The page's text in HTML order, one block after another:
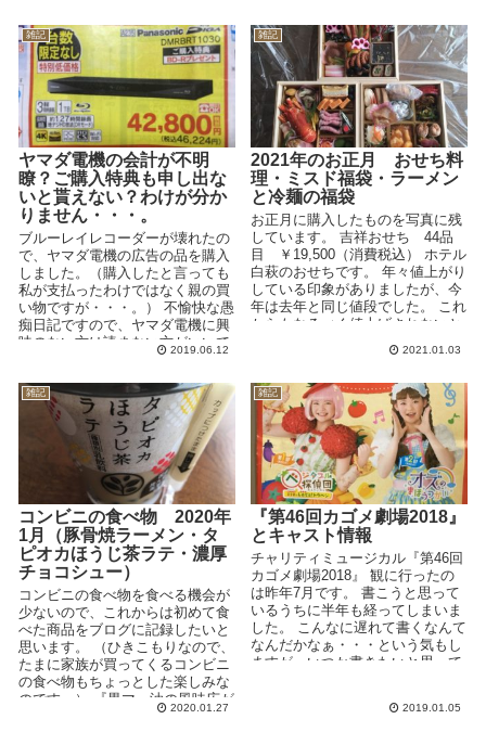
雑記
ヤマダ電機の会計が不明
瞭？ご購入特典も申し出な
いと貰えない？わけが分か
りません・・・。
ブルーレイレコーダーが壊れたの
で、ヤマダ電機の広告の品を購入
しました。（購入したと言っても
私が支払ったわけではなく親の買
い物ですが・・・。） 不愉快な愚
痴日記ですので、ヤマダ電機に興
味のない方は読まない方がいいで
す・・・。 まず会計...
2019.06.12
雑記
2021年のお正月 おせち料
理・ミスド福袋・ラーメン
と冷麺の福袋
お正月に購入したものを写真に残
しています。 吉祥おせち 44品
目 ￥19,500（消費税込） ホテル
白萩のおせちです。 年々値上がり
している印象がありましたが、今
年は去年と同じ値段でした。 これ
からもなるべく値上げされないと
2021.01.03
雑記
コンビニの食べ物 2020年
1月（豚骨焼ラーメン・タ
ピオカほうじ茶ラテ・濃厚
チョコシュー）
コンビニの食べ物を食べる機会が
少ないので、これからは初めて食
べた商品をブログに記録したいと
思います。 （ひきこもりなので、
たまに家族が買ってくるコンビニ
の食べ物もちょっとした楽しみな
のです。） 『黒マー油の風味広が
る豚骨焼ラーメン』...
2020.01.27
雑記
『第46回カゴメ劇場2018』
とキャスト情報
チャリティミュージカル『第46回
カゴメ劇場2018』 観に行ったの
は昨年7月です。 書こうと思って
いるうちに半年も経ってしまいま
した。 こんなに遅れて書くなんて
なんだかなぁ・・・という気もし
ますが、いつか書きたいと思って
2019.01.05